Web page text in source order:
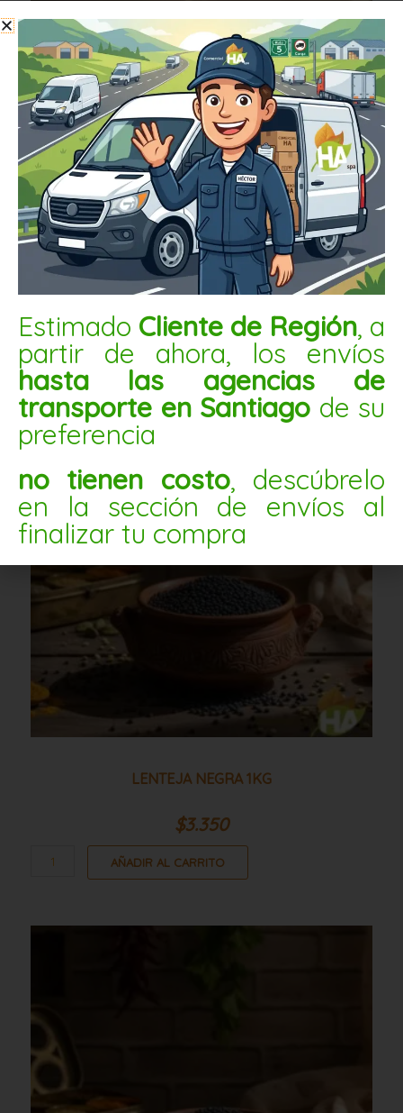
LENTEJA ROJA 25KG
$48.000
AÑADIR AL CARRITO
LENTEJA NEGRA 1KG
$3.350
Lenteja
negra
1kg
cantidad
AÑADIR AL CARRITO
Estimado Cliente de Región, a
partir de ahora, los envíos
hasta las agencias de
transporte en Santiago de su
preferencia
no tienen costo, descúbrelo
en la sección de envíos al
finalizar tu compra